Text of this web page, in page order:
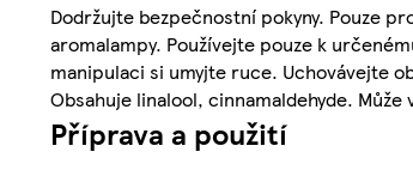
Dodržujte bezpečnostní pokyny. Pouze
aromalampy. Používejte pouze k
manipulaci si umyjte ruce. Uchovávejte
Obsahuje linalool, cinnamaldehyde.
Příprava a použití